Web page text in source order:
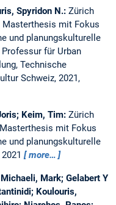
Spyridon N.: Zürich
Masterthesis mit Fokus
und planungskulturelle
Professur für Urban
Technische
Schweiz, 2021,
Keim, Tim: Zürich
mit Fokus
und planungskulturelle
2021 more…
Mark; Gelabert Y
Koulouris,